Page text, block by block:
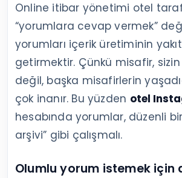
Online itibar yönetimi otel
“yorumlara cevap vermek”
yorumları içerik üretiminin
getirmektir. Çünkü misafir, sizin
değil, başka misafirlerin
çok inanır. Bu yüzden otel
hesabında yorumlar, düzenli
arşivi” gibi çalışmalı.
Olumlu yorum istemek için